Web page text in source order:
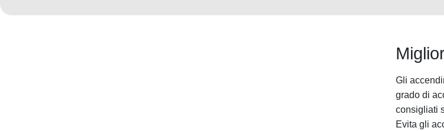
Gli
grado di
consigliati
Evita gli